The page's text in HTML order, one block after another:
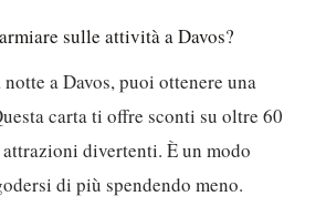
sulle attività a Davos?
a Davos, puoi ottenere una
carta ti offre sconti su oltre 60
divertenti. È un modo
di più spendendo meno.